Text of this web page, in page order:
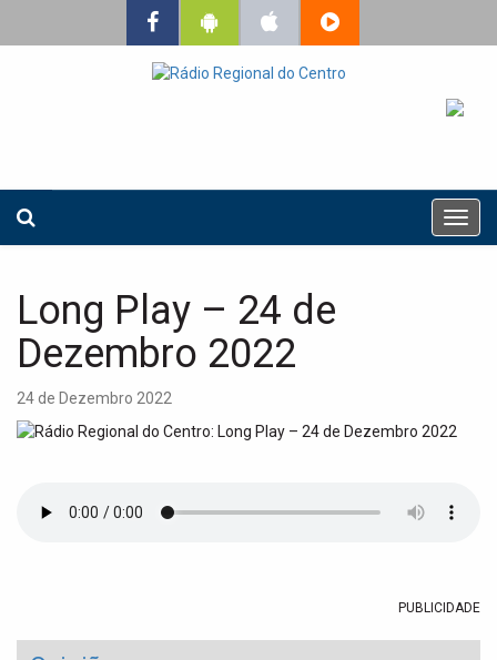
T
o
i
Long Play – 24 de
Dezembro 2022
24 de Dezembro 2022
PUBLICIDADE